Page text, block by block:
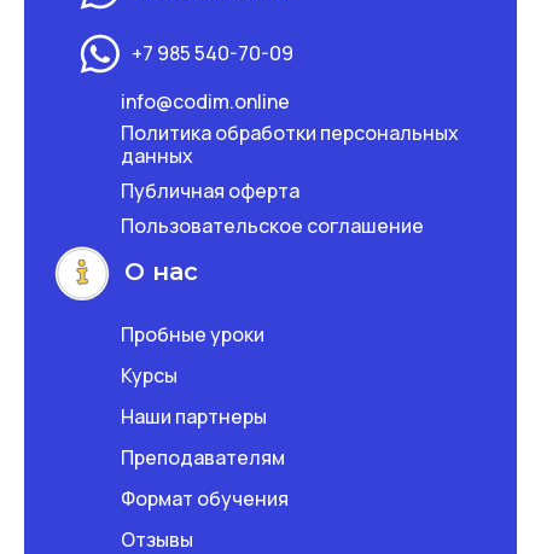
+7 985 540-70-09
info@codim.online
Политика обработки персональных
данных
Публичная оферта
Пользовательское соглашение
О нас
Пробные уроки
Курсы
Наши партнеры
Преподавателям
Формат обучения
Отзывы